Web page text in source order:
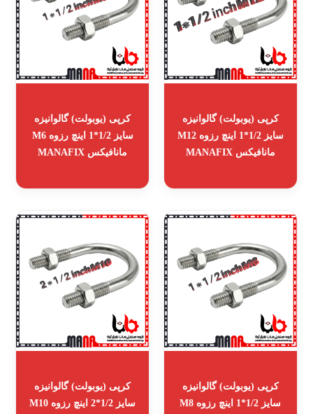
کرپی (یوبولت) گالوانیزه
سایز 1/2*1 اینچ رزوه M12
مانافیکس MANAFIX
کرپی (یوبولت) گالوانیزه
سایز 1/2*1 اینچ رزوه M6
مانافیکس MANAFIX
کرپی (یوبولت) گالوانیزه
سایز 1/2*1 اینچ رزوه M8
کرپی (یوبولت) گالوانیزه
سایز 1/2*2 اینچ رزوه M10